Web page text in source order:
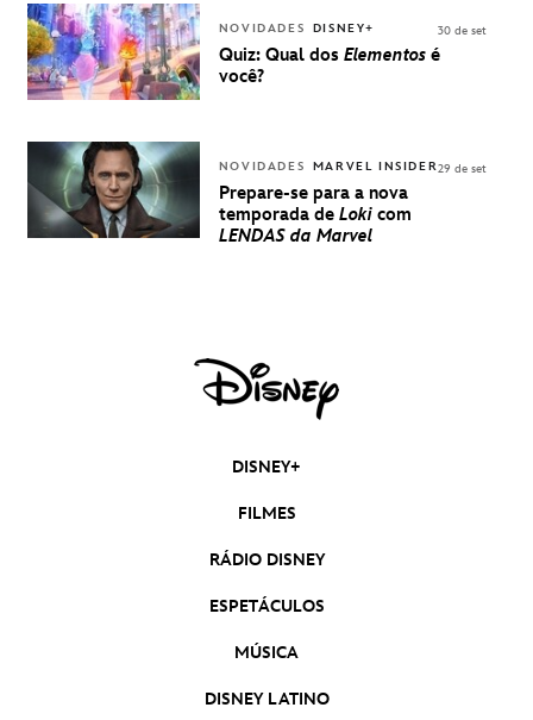
DISNEY
NOVIDADES DISNEY+
Quiz: Qual dos Elementos é
você?
30 de set
NOVIDADES MARVEL INSIDER
Prepare-se para a nova
temporada de Loki com
LENDAS da Marvel
29 de set
DISNEY+
FILMES
RÁDIO DISNEY
ESPETÁCULOS
MÚSICA
DISNEY LATINO